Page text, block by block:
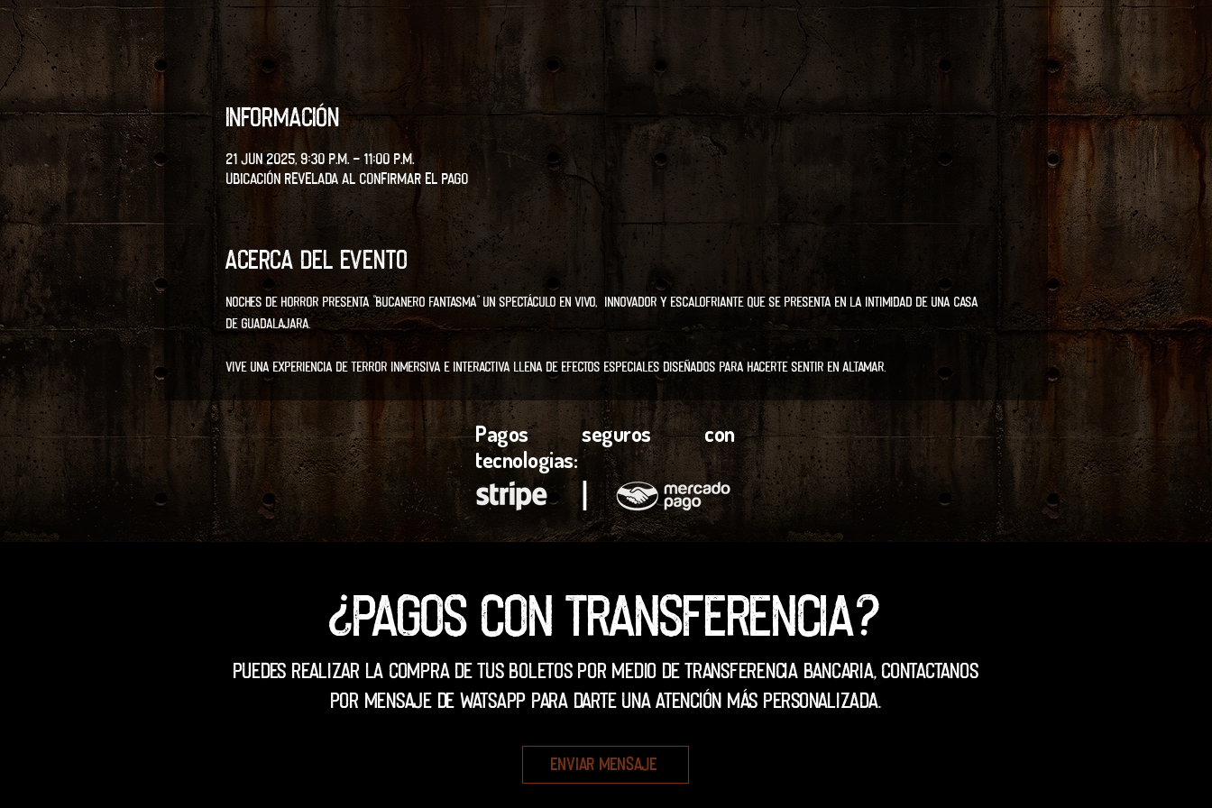
Información
21 jun 2025, 9:30 p.m. – 11:00 p.m.
Ubicación revelada al confirmar el pago
Acerca del evento
Noches de Horror presenta "BUCANERO FANTASMA" un spectáculo en vivo,  innovador y escalofriante que se presenta en la intimidad de una casa
de Guadalajara.
Vive una experiencia de terror inmersiva e interactiva llena de efectos especiales diseñados para hacerte sentir en altamar.
Pagos seguros con
tecnologias:
l
¿Pagos con transferencia?
Puedes realizar la compra de tus boletos por medio de transferencia Bancaria, contactanos
por mensaje de WatsApp para darte una atención más personalizada.
Enviar mensaje